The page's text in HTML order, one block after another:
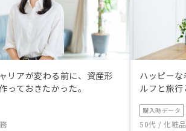
リアが変わる前に、資産形
っておきたかった。
ハッピー
ルフと旅
購入時データ
50代 / 化粧